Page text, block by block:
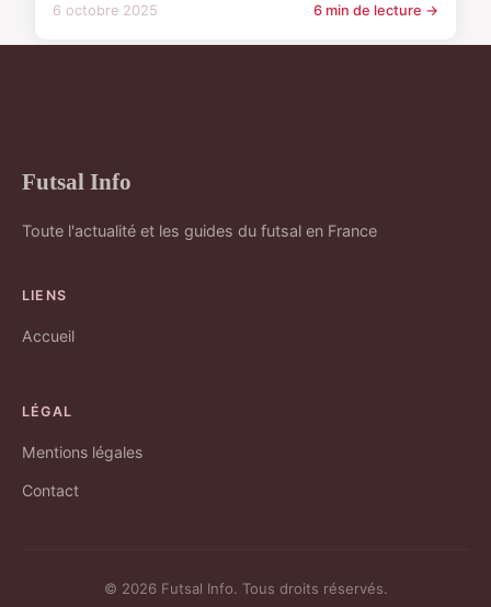
6 octobre 2025 6 min de lecture →
Futsal Info
Toute l'actualité et les guides du futsal en France
LIENS
Accueil
LÉGAL
Mentions légales
Contact
© 2026 Futsal Info. Tous droits réservés.